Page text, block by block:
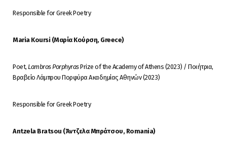
Responsible for Greek Poetry
Maria Koursi (Μαρία Κούρση, Greece)
Poet, Lambros PorphyrasPrize of the Academy of Athens (2023) / Ποιήτρια,
Βραβείο Λάμπρου Πορφύρα Ακαδημίας Αθηνών (2023)
Responsible for Greek Poetry
Antzela Bratsou (Άντζελα Μπράτσου, Romania)